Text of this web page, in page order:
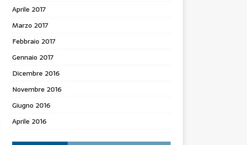
Aprile 2017
Marzo 2017
Febbraio 2017
Gennaio 2017
Dicembre 2016
Novembre 2016
Giugno 2016
Aprile 2016